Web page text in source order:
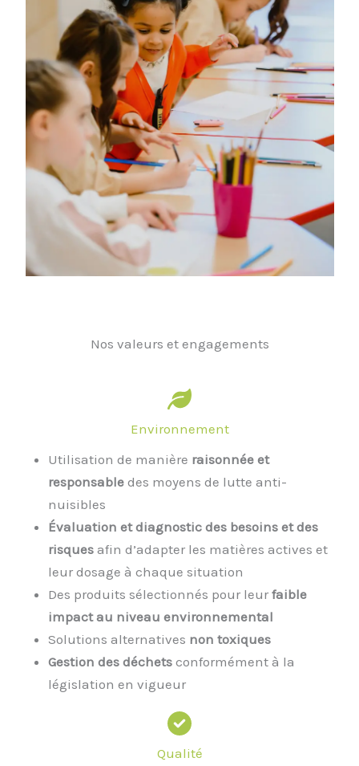
Nos valeurs et engagements
Environnement
Utilisation de manière raisonnée et
responsable des moyens de lutte anti-
nuisibles
Évaluation et diagnostic des besoins et des
risques afin d’adapter les matières actives et
leur dosage à chaque situation
Des produits sélectionnés pour leur faible
impact au niveau environnemental
Solutions alternatives non toxiques
Gestion des déchets conformément à la
législation en vigueur
Qualité